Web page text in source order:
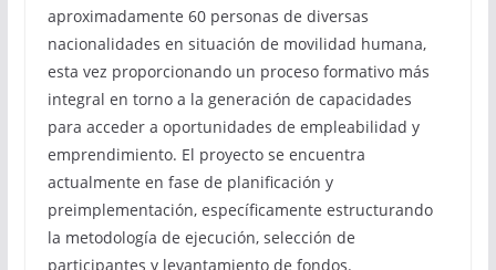
aproximadamente 60 personas de diversas
nacionalidades en situación de movilidad humana,
esta vez proporcionando un proceso formativo más
integral en torno a la generación de capacidades
para acceder a oportunidades de empleabilidad y
emprendimiento. El proyecto se encuentra
actualmente en fase de planificación y
preimplementación, específicamente estructurando
la metodología de ejecución, selección de
participantes y levantamiento de fondos.